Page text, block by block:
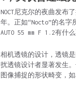
NOCT尼克尔的夜曲发布
年。正如“Nocto”的名
AUTO 55 mm F 1.2有什
相机透镜的设计，透镜
扰透镜设计者显著发生
图像捕捉的形状畸变，如